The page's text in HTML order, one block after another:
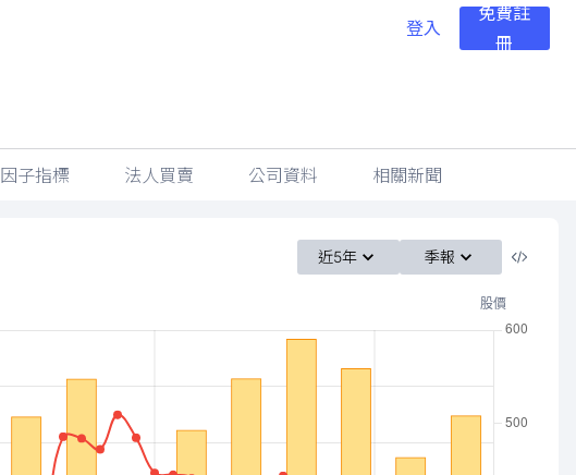
登入
免費註
冊
因子指標 法人買賣 公司資料 相關新聞
近5年 季報